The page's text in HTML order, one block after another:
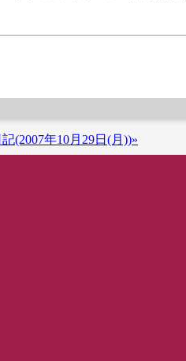
(2007年10月29日(月))»